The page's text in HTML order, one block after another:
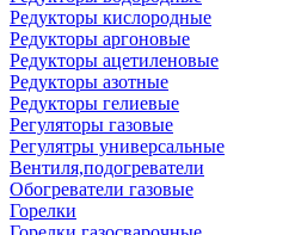
Редукторы кислородные
Редукторы аргоновые
Редукторы ацетиленовые
Редукторы азотные
Редукторы гелиевые
Регуляторы газовые
Регулятры универсальные
Вентиля,подогреватели
Обогреватели газовые
Горелки